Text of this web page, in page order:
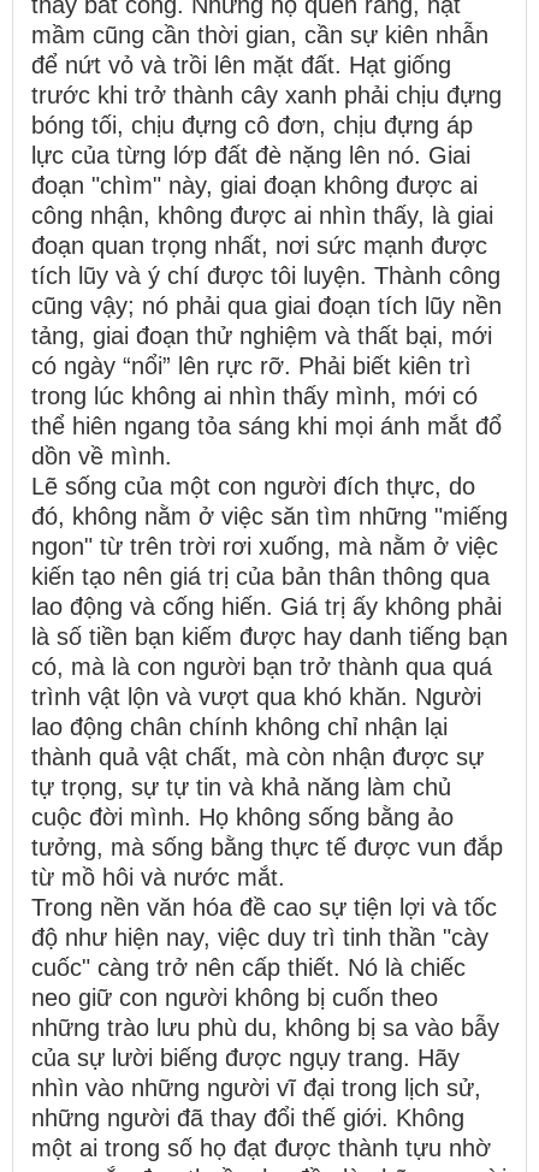
mầm cũng cần thời gian, cần sự kiên nhẫn
để nứt vỏ và trồi lên mặt đất. Hạt giống
trước khi trở thành cây xanh phải chịu đựng
bóng tối, chịu đựng cô đơn, chịu đựng áp
lực của từng lớp đất đè nặng lên nó. Giai
đoạn "chìm" này, giai đoạn không được ai
công nhận, không được ai nhìn thấy, là giai
đoạn quan trọng nhất, nơi sức mạnh được
tích lũy và ý chí được tôi luyện. Thành công
cũng vậy; nó phải qua giai đoạn tích lũy nền
tảng, giai đoạn thử nghiệm và thất bại, mới
có ngày “nổi” lên rực rỡ. Phải biết kiên trì
trong lúc không ai nhìn thấy mình, mới có
thể hiên ngang tỏa sáng khi mọi ánh mắt đổ
dồn về mình.
Lẽ sống của một con người đích thực, do
đó, không nằm ở việc săn tìm những "miếng
ngon" từ trên trời rơi xuống, mà nằm ở việc
kiến tạo nên giá trị của bản thân thông qua
lao động và cống hiến. Giá trị ấy không phải
là số tiền bạn kiếm được hay danh tiếng bạn
có, mà là con người bạn trở thành qua quá
trình vật lộn và vượt qua khó khăn. Người
lao động chân chính không chỉ nhận lại
thành quả vật chất, mà còn nhận được sự
tự trọng, sự tự tin và khả năng làm chủ
cuộc đời mình. Họ không sống bằng ảo
tưởng, mà sống bằng thực tế được vun đắp
từ mồ hôi và nước mắt.
Trong nền văn hóa đề cao sự tiện lợi và tốc
độ như hiện nay, việc duy trì tinh thần "cày
cuốc" càng trở nên cấp thiết. Nó là chiếc
neo giữ con người không bị cuốn theo
những trào lưu phù du, không bị sa vào bẫy
của sự lười biếng được ngụy trang. Hãy
nhìn vào những người vĩ đại trong lịch sử,
những người đã thay đổi thế giới. Không
một ai trong số họ đạt được thành tựu nhờ